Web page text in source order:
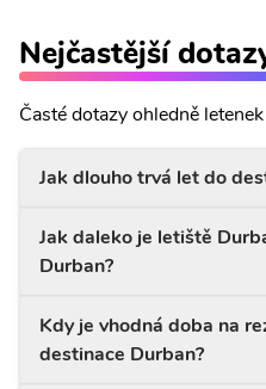
Nejčastější
Časté dotazy ohledně
Jak dlouho trvá let do
Jak daleko je letiště
Durban?
Kdy je vhodná doba na
destinace Durban?